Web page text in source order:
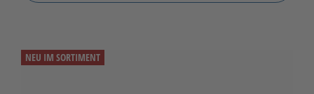
NEU IM SORTIMENT